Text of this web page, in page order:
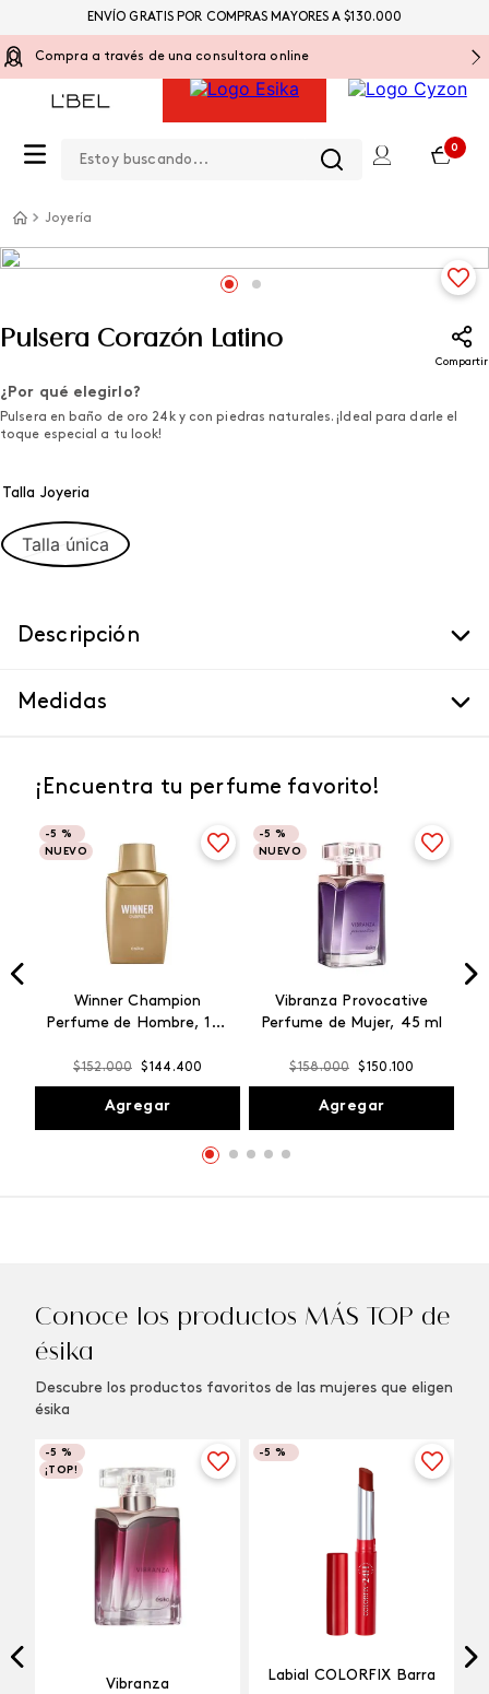
Compra a través de una consultora online
0
ENVÍO GRATIS POR COMPRAS MAYORES A $130.000
Joyería
Pulsera Corazón Latino
Compartir
¿Por qué elegirlo?
Pulsera en baño de oro 24k y con piedras naturales. ¡Ideal para darle el
toque especial a tu look!
Talla Joyeria
Talla única
Descripción
Medidas
¡Encuentra tu perfume favorito!
-5 %
NUEVO
Winner Champion
Perfume de Hombre, 100
$152.000 $144 .400
Agregar
-5 %
NUEVO
Vibranza Provocative
Perfume de Mujer, 45 ml
$158.000 $150 .100
Agregar
Conoce los productos MÁS TOP de
ésika
Descubre los productos favoritos de las mujeres que eligen
ésika
-5 %
¡TOP!
Vibranza
-5 %
Labial COLORFIX Barra